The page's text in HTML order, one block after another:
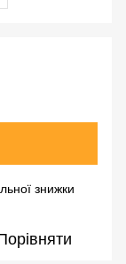
знижки